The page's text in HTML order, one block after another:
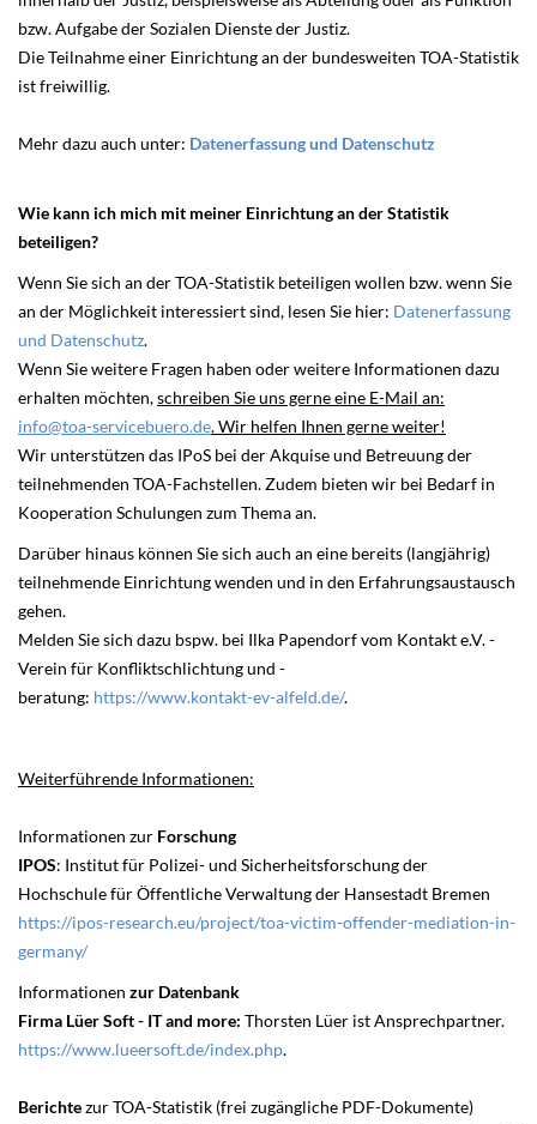
bzw. Aufgabe der Sozialen Dienste der Justiz.
Die Teilnahme einer Einrichtung an der bundesweiten TOA-Statistik
ist freiwillig.
Mehr dazu auch unter: Datenerfassung und Datenschutz
Wie kann ich mich mit meiner Einrichtung an der Statistik
beteiligen?
Wenn Sie sich an der TOA-Statistik beteiligen wollen bzw. wenn Sie
an der Möglichkeit interessiert sind, lesen Sie hier: Datenerfassung
und Datenschutz.
Wenn Sie weitere Fragen haben oder weitere Informationen dazu
erhalten möchten,schreiben Sie uns gerne eine E-Mail an:
info@toa-servicebuero.de. Wir helfen Ihnen gerne weiter!
Wir unterstützen das IPoS bei der Akquise und Betreuung der
teilnehmenden TOA-Fachstellen. Zudem bieten wir bei Bedarf in
Kooperation Schulungen zum Thema an.
Darüber hinaus können Sie sich auch an eine bereits (langjährig)
teilnehmende Einrichtung wenden und in den Erfahrungsaustausch
gehen.
Melden Sie sich dazu bspw. bei Ilka Papendorf vom Kontakt e.V. -
Verein für Konfliktschlichtung und -
beratung: https://www.kontakt-ev-alfeld.de/.
Weiterführende Informationen:
Informationen zur Forschung
IPOS: Institut für Polizei- und Sicherheitsforschung der
Hochschule für Öffentliche Verwaltung der Hansestadt Bremen
https://ipos-research.eu/project/toa-victim-offender-mediation-in-
germany/
Informationen zur Datenbank
Firma Lüer Soft - IT and more: Thorsten Lüer ist Ansprechpartner.
https://www.lueersoft.de/index.php.
Berichtezur TOA-Statistik (frei zugängliche PDF-Dokumente)